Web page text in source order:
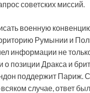
советских миссий.
военную
Румынии и
информации не
позиции Дракса и
поддержит Париж.
случае, ответ